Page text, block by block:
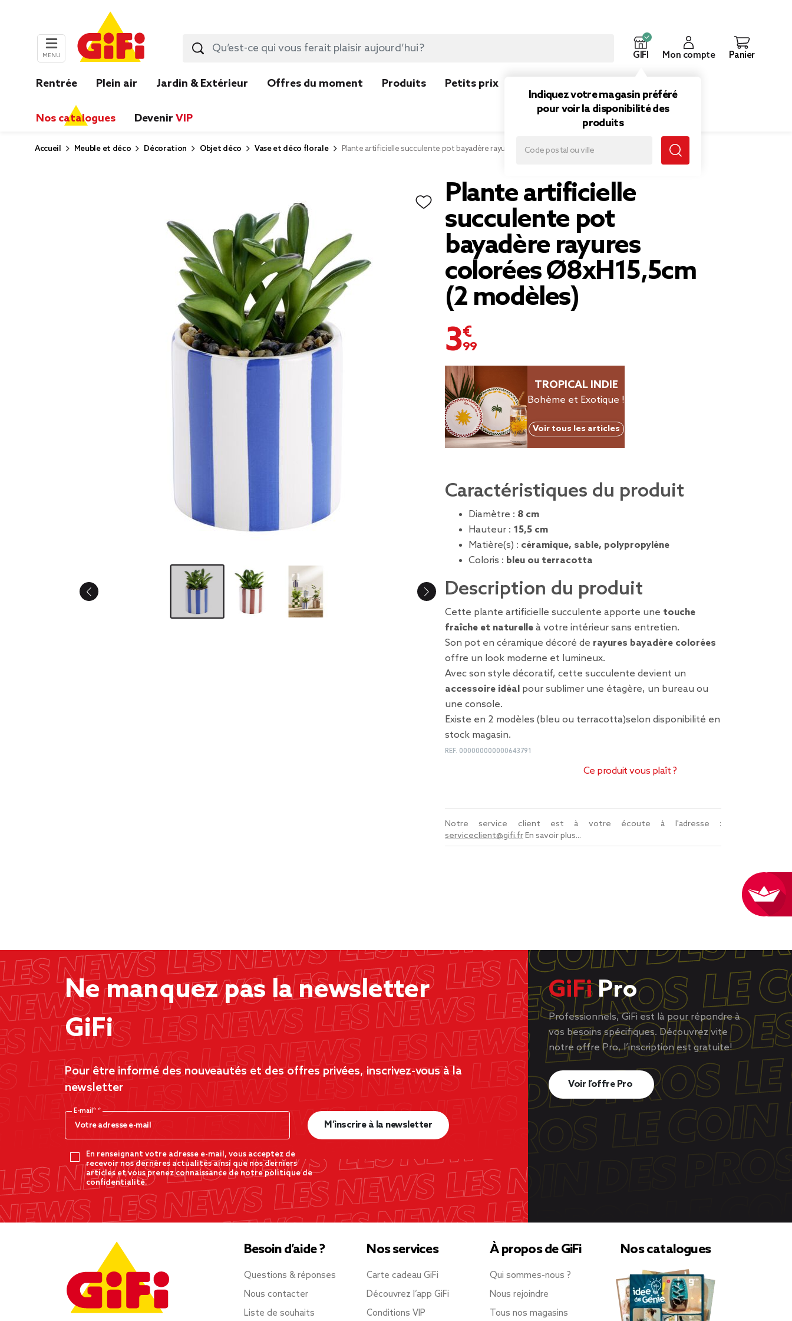
MENU GIFI
Indiquez votre magasin préféré
pour voir la disponibilité des
produits
Mon compte Panier
Rentrée Plein air Jardin & Extérieur Offres du moment Produits Petits prix
Nos catalogues Devenir VIP
Accueil Meuble et déco Décoration Objet déco Vase et déco florale Plante artificielle succulente pot bayadère rayures colorées Ø8xH15,5cm (2 modèles)
Plante artificielle
succulente pot
bayadère rayures
colorées Ø8xH15,5cm
(2 modèles)
3,99 €
TROPICAL INDIE
Bohème et Exotique !
Voir tous les articles
Caractéristiques du produit
Diamètre : 8 cm
Hauteur : 15,5 cm
Matière(s) : céramique, sable, polypropylène
Coloris : bleu ou terracotta
Description du produit
Cette plante artificielle succulente apporte une touche
fraîche et naturelle à votre intérieur sans entretien.
Son pot en céramique décoré de rayures bayadère colorées
offre un look moderne et lumineux.
Avec son style décoratif, cette succulente devient un
accessoire idéal pour sublimer une étagère, un bureau ou
une console.
Existe en 2 modèles (bleu ou terracotta)selon disponibilité en
stock magasin.
REF. 000000000000643791
Ce produit vous plaît ?
Notre service client est à votre écoute à l'adresse :
serviceclient@gifi.frEn savoir plus...
Ne manquez pas la newsletter
GiFi
Pour être informé des nouveautés et des offres privées, inscrivez-vous à la
newsletter
E-mail*
En renseignant votre adresse e-mail, vous acceptez de
recevoir nos dernères actualités ainsi que nos derniers
articles et vous prenez connaissance de notre politique de
confidentialité.
M’inscrire à la newsletter
GiFiPro
Professionnels, GiFi est là pour répondre à
vos besoins spécifiques. Découvrez vite
notre offre Pro, l’inscription est gratuite!
Voir l’offre Pro
Besoin d’aide ?
Questions & réponses
Nous contacter
Liste de souhaits
Nos services
Carte cadeau GiFi
Découvrez l’app GiFi
Conditions VIP
À propos de GiFi
Qui sommes-nous ?
Nous rejoindre
Tous nos magasins
Nos catalogues